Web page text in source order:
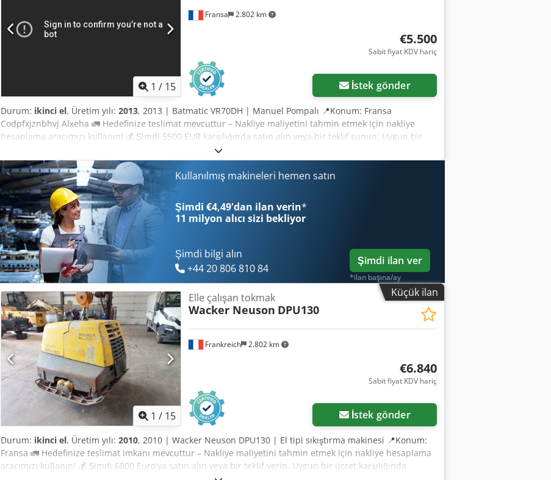
1 / 15
Fransa 2.802 km
€5.500
Sabit fiyat KDV hariç
İstek gönder
Durum: ikinci el, Üretim yılı: 2013, 2013 | Batmatic VR70DH | Manuel Pompalı 📍Konum: Fransa
Codpfxjznbhvj Alxeha 🚛 Hedefinize teslimat mevcuttur – Nakliye maliyetini tahmin etmek için nakliye
hesaplama aracımızı kullanın! 💰 Şimdi 5500 EUR karşılığında satın alın veya bir teklif sunun. Uygun bir
ücret karşılığında teslimatta ödeme imkanı mevcuttur (onaya tabidir)* 👷‍♂️ Bağımsız bir uzman tarafından
incelenmiştir. 0 İnceleme noktası 0 onaylandı ✅ 0 eksiklik ℹ️ 0 gider ⚠️ 📌 Uzmanın yorumu: Makine çok az
kullanılmış, neredeyse yeni, çalışma saati sayacı yok. 📄 Tam incelemeyi, ek fotoğrafları veya bir videoyu
görmek ister misiniz? İpucu: Daha fazla ayrıntı bulmak için çevrimiçi arama yaparken "40924 Equippo"
referansı sıklıkla kullanılır. 💡 Bu makine ve hizmetimizin neden öne çıktığı: ✔ Profesyoneller tarafından
kapsamlı inceleme ✔ Şantiye teslimatı mevcuttur ✔ Para İade Garantisi ✔ Güvenli ve esnek ödeme
seçenekleri 🔄 Diğer ekipman seçeneklerini değerlendiriyor musunuz? Tüm ekipman sahipleri ve
operatörleri için faydalı araçlar ve kaynaklar sunuyoruz – platformumuzda kolayca erişilebilir.
Kullanılmış makineleri hemen satın
Şimdi €4,49'dan ilan verin*
11 milyon alıcı sizi bekliyor
Şimdi bilgi alın
+44 20 806 810 84
Şimdi ilan ver
*ilan başına/ay
Küçük ilan
1 / 15
Frankreich 2.802 km
Elle çalışan tokmak
Wacker Neuson DPU130
€6.840
Sabit fiyat KDV hariç
İstek gönder
Durum: ikinci el, Üretim yılı: 2010, 2010 | Wacker Neuson DPU130 | El tipi sıkıştırma makinesi 📍Konum:
Fransa 🚛 Hedefinize teslimat imkanı mevcuttur – Nakliye maliyetini tahmin etmek için nakliye hesaplama
aracımızı kullanın! 💰 Şimdi 6800 Euro'ya satın alın veya bir teklif verin. Uygun bir ücret karşılığında